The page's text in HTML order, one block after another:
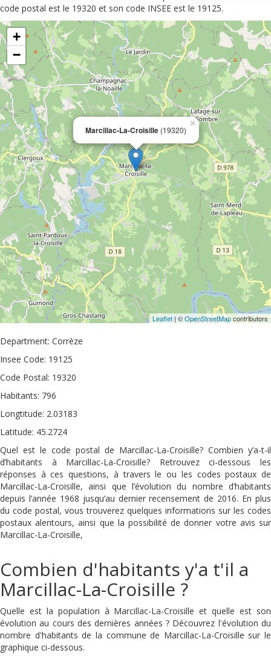
code postal est le 19320 et son code INSEE est le 19125.
Marcillac-La-Croisille (19320)
×
+
−
Leaflet | ©OpenStreetMapcontributors
Department: Corrèze
Insee Code: 19125
Code Postal: 19320
Habitants: 796
Longtitude: 2.03183
Latitude: 45.2724
Quel est le code postal de Marcillac-La-Croisille? Combien y’a-t-il
d’habitants à Marcillac-La-Croisille? Retrouvez ci-dessous les
réponses à ces questions, à travers le ou les codes postaux de
Marcillac-La-Croisille, ainsi que l’évolution du nombre d’habitants
depuis l’année 1968 jusqu’au dernier recensement de 2016. En plus
du code postal, vous trouverez quelques informations sur les codes
postaux alentours, ainsi que la possibilité de donner votre avis sur
Marcillac-La-Croisille,
Combien d'habitants y'a t'il a
Marcillac-La-Croisille ?
Quelle est la population à Marcillac-La-Croisille et quelle est son
évolution au cours des dernières années ? Découvrez l'évolution du
nombre d'habitants de la commune de Marcillac-La-Croisille sur le
graphique ci-dessous.